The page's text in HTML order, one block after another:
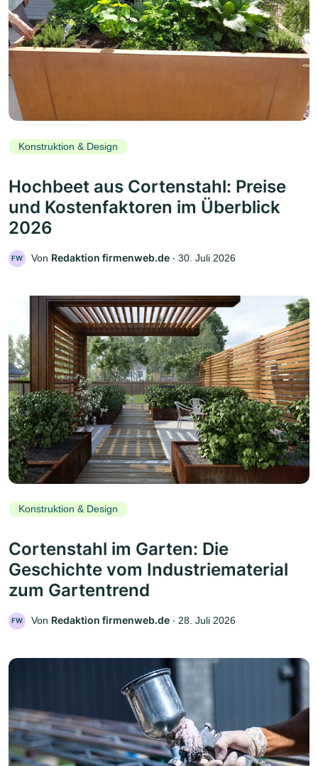
Konstruktion & Design
Hochbeet aus Cortenstahl: Preise
und Kostenfaktoren im Überblick
2026
FW Von Redaktion firmenweb.de ‧ 30. Juli 2026
Konstruktion & Design
Cortenstahl im Garten: Die
Geschichte vom Industriematerial
zum Gartentrend
FW Von Redaktion firmenweb.de ‧ 28. Juli 2026